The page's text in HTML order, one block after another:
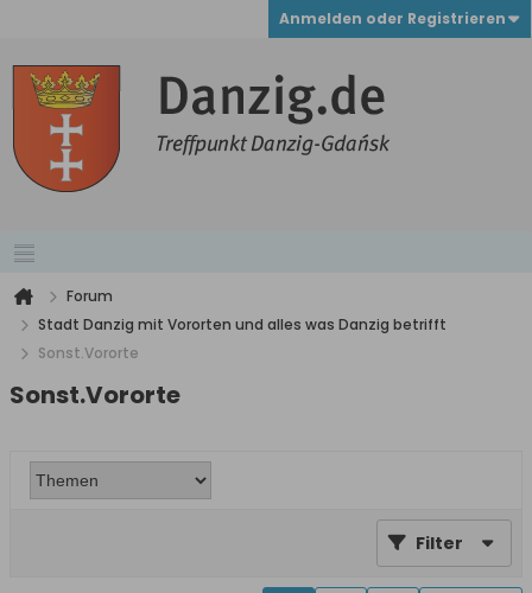
Anmelden oder Registrieren
Forum
Stadt Danzig mit Vororten und alles was Danzig betrifft
Sonst.Vororte
Sonst.Vororte
Filter